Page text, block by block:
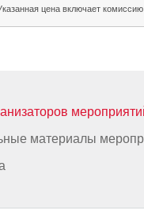
цена включает
материалы